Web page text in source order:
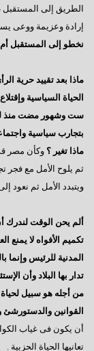
رسالة إلى
كورونا
هذا هو المتوقع
إطلالة عام جديد
عجائب وغرائب
تغييب القوى
هل يطول الإنتظار
السادات :
إيران - ماذا
ماذا بعد
هل يفاجئنا
سؤال يطرح نفسه
الطريق إلى
إرادة وعزيمة ووعى
نخطو إلى المستقبل أم
ماذا بعد تقييد حرية
الحياة السياسية
بتجارب سياسية
ماذا تغير ؟ وكأن مصر قد
ثم يلوح الأمل مع فجر
ويتبدد الأمل ثم نعود
ألم يحن الوقت لندرك
تكميم الأفواه لا يمنع
المدنية للرئيس وإنما
تدار بها البلاد وأن
من أجله هو سبيل
القوانين والدستورشئ
أن يكون فى غياب
تعانيها الحياة الحزبية .